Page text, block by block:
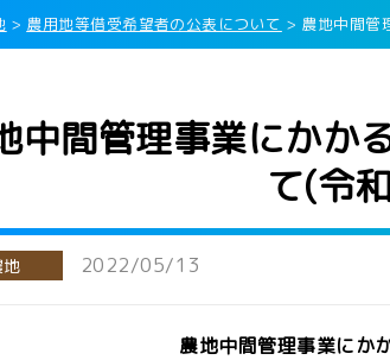
公表について
確保
業
> 農用地等借受希望者の公表について > 農地中間管
中間管理事業にかか
て(令
地 2022/05/13
農地中間管理事業にか